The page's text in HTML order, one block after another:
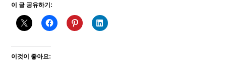
이 글 공유하기:
이것이 좋아요: